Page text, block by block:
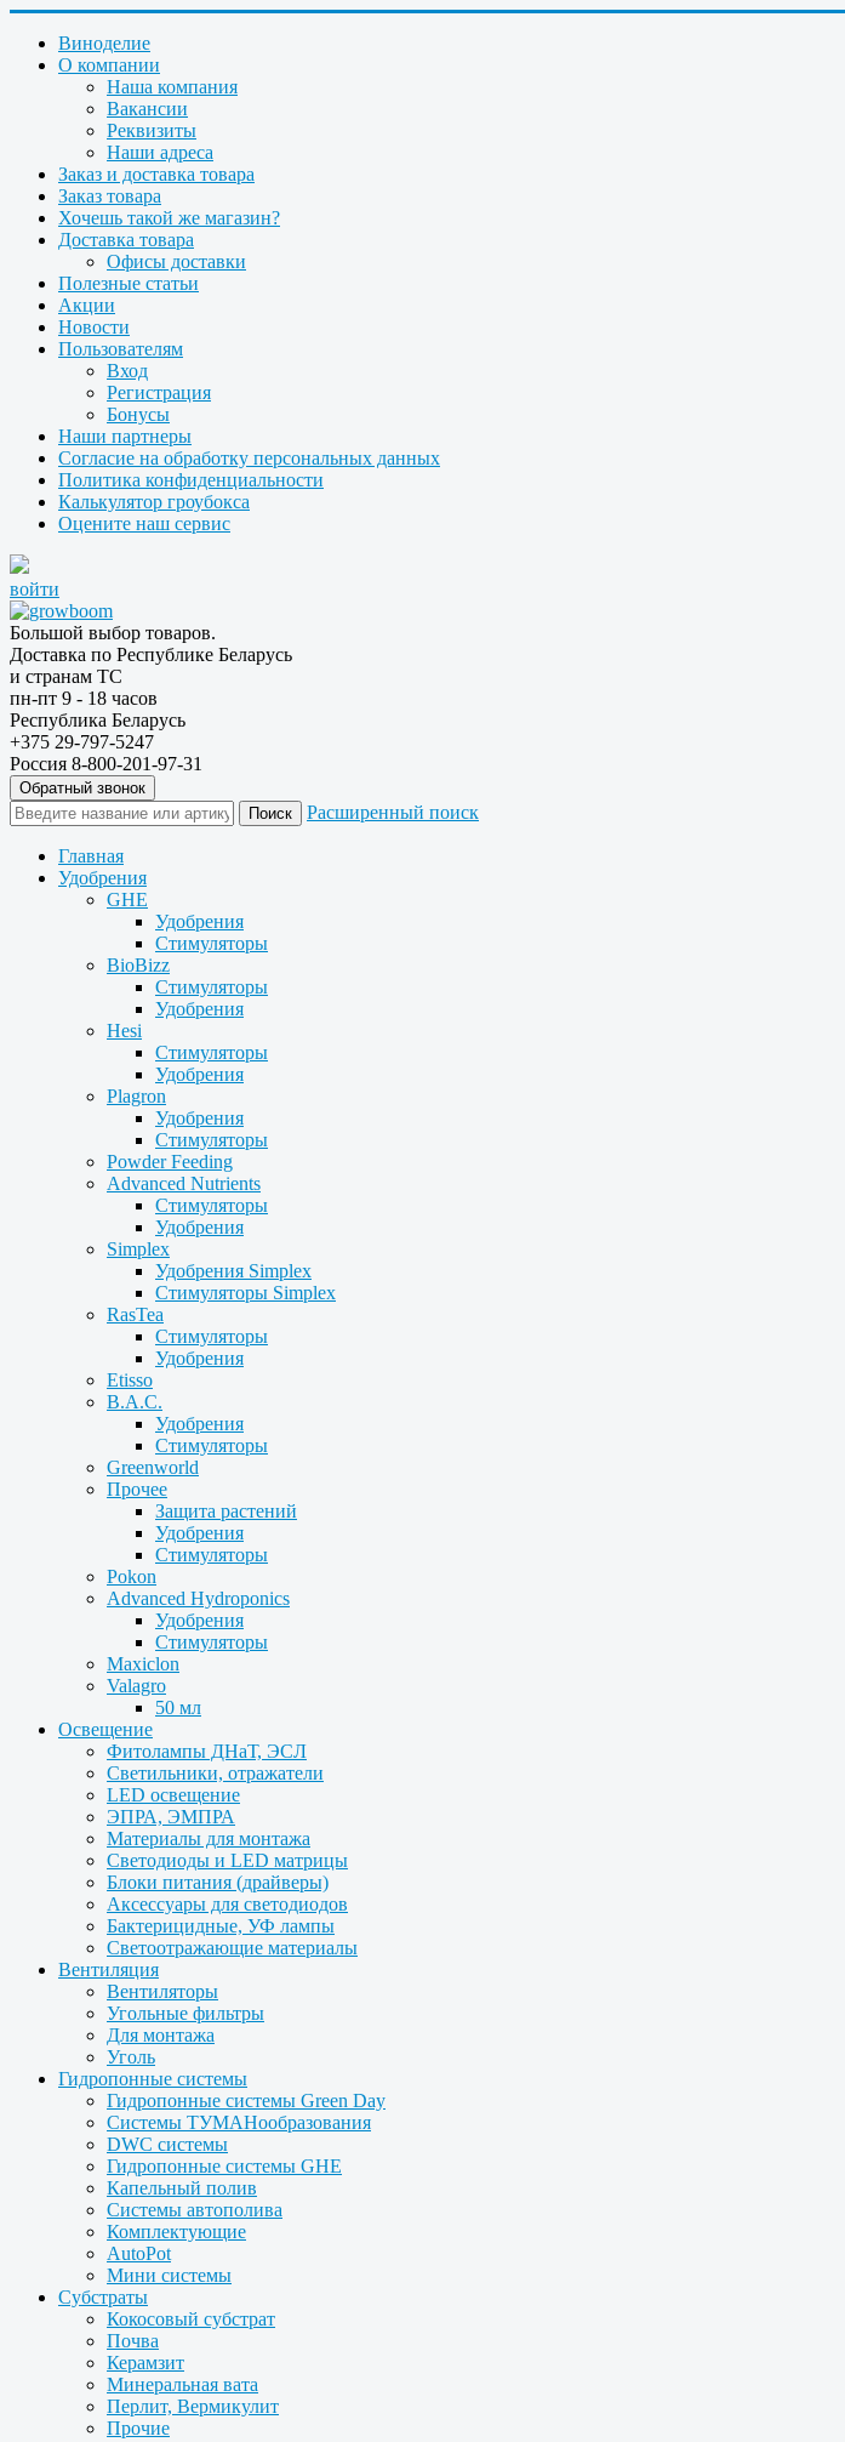
Виноделие
О компании
Наша компания
Вакансии
Реквизиты
Наши адреса
Заказ и доставка товара
Заказ товара
Хочешь такой же магазин?
Доставка товара
Офисы доставки
Полезные статьи
Акции
Новости
Пользователям
Вход
Регистрация
Бонусы
Наши партнеры
Согласие на обработку персональных данных
Политика конфиденциальности
Калькулятор гроубокса
Оцените наш сервис
войти
Большой выбор товаров.
Доставка по Республике Беларусь
и странам ТС
пн-пт 9 - 18 часов
Республика Беларусь
+375 29-797-5247
Россия 8-800-201-97-31
Обратный звонок
Расширенный поиск
Главная
Удобрения
GHE
Удобрения
Стимуляторы
BioBizz
Стимуляторы
Удобрения
Hesi
Стимуляторы
Удобрения
Plagron
Удобрения
Стимуляторы
Powder Feeding
Advanced Nutrients
Стимуляторы
Удобрения
Simplex
Удобрения Simplex
Стимуляторы Simplex
RasTea
Стимуляторы
Удобрения
Etisso
B.A.C.
Удобрения
Стимуляторы
Greenworld
Прочее
Защита растений
Удобрения
Стимуляторы
Pokon
Advanced Hydroponics
Удобрения
Стимуляторы
Maxiclon
Valagro
50 мл
Освещение
Фитолампы ДНаТ, ЭСЛ
Светильники, отражатели
LED освещение
ЭПРА, ЭМПРА
Материалы для монтажа
Светодиоды и LED матрицы
Блоки питания (драйверы)
Аксессуары для светодиодов
Бактерицидные, УФ лампы
Светоотражающие материалы
Вентиляция
Вентиляторы
Угольные фильтры
Для монтажа
Уголь
Гидропонные системы
Гидропонные системы Green Day
Системы ТУМАНообразования
DWC системы
Гидропонные системы GHE
Капельный полив
Системы автополива
Комплектующие
AutoPot
Мини системы
Субстраты
Кокосовый субстрат
Почва
Керамзит
Минеральная вата
Перлит, Вермикулит
Прочие